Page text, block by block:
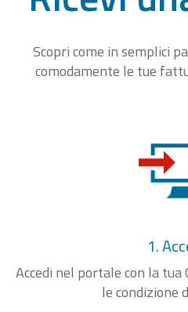
Scopri come in semplici
comodamente le tue
1.
Accedi nel portale con la tua
le condizione